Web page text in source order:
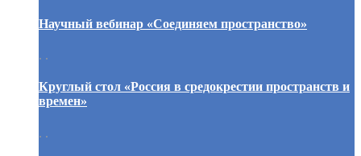
Научный вебинар «Соединяем пространство»
. .
Круглый стол «Россия в средокрестии пространств и
времен»
. .